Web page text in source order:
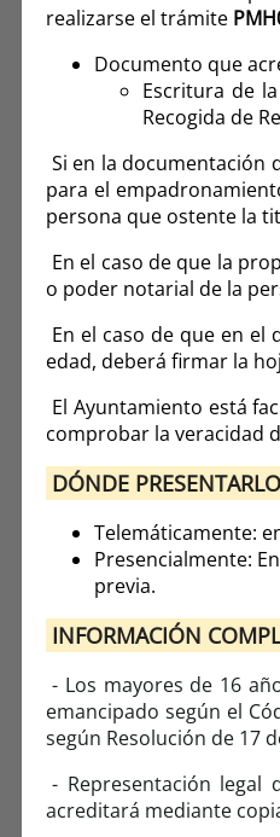
realizarse el trámite
Documento que
Escritura de
Recogida de
Si en la documentación
para el
persona que ostente la
En el caso de que la
o poder notarial de la
En el caso de que en
edad, deberá firmar la
El Ayuntamiento está
comprobar la veracidad
DÓNDE PRESENTARLO
Telemáticamente:
Presencialmente:
previa.
INFORMACIÓN
- Los mayores de 16
emancipado según el
según Resolución de 17
- Representación legal
acreditará mediante